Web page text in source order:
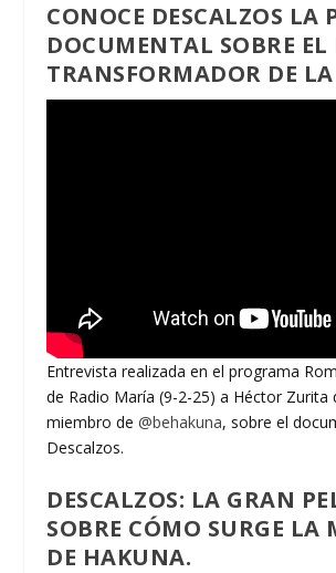
CONOCE DESCALZOS LA
DOCUMENTAL SOBRE EL
TRANSFORMADOR DE
Entrevista realizada en el programa
de Radio María (9-2-25) a Héctor Zurita
miembro de‪@behakuna‬, sobre el
Descalzos.
DESCALZOS: LA GRAN
SOBRE CÓMO SURGE LA
DE HAKUNA.